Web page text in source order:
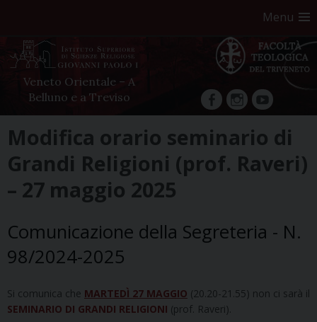
Menu
Veneto Orientale – A
Belluno e a Treviso
facebookInstagram
YouTube
content
Modifica orario seminario di
Grandi Religioni (prof. Raveri)
– 27 maggio 2025
Comunicazione della Segreteria - N.
98/2024-2025
Si comunica che MARTEDÌ 27 MAGGIO (20.20-21.55) non ci sarà il
SEMINARIO DI GRANDI RELIGIONI (prof. Raveri).